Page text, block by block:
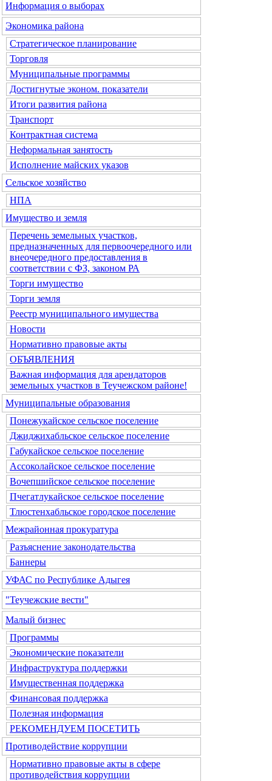
Информация о выборах
Экономика района
Стратегическое планирование
Торговля
Муниципальные программы
Достигнутые эконом. показатели
Итоги развития района
Транспорт
Контрактная система
Неформальная занятость
Исполнение майских указов
Сельское хозяйство
НПА
Имущество и земля
Перечень земельных участков,
предназначенных для первоочередного или
внеочередного предоставления в
соответствии с ФЗ, законом РА
Торги имущество
Торги земля
Реестр муниципального имущества
Новости
Нормативно правовые акты
ОБЪЯВЛЕНИЯ
Важная информация для арендаторов
земельных участков в Теучежском районе!
Муниципальные образования
Понежукайское сельское поселение
Джиджихабльское сельское поселение
Габукайское сельское поселение
Ассоколайское сельское поселение
Вочепшийское сельское поселение
Пчегатлукайское сельское поселение
Тлюстенхабльское городское поселение
Межрайонная прокуратура
Разъяснение законодательства
Баннеры
УФАС по Республике Адыгея
"Теучежские вести"
Малый бизнес
Программы
Экономические показатели
Инфраструктура поддержки
Имущественная поддержка
Финансовая поддержка
Полезная информация
РЕКОМЕНДУЕМ ПОСЕТИТЬ
Противодействие коррупции
Нормативно правовые акты в сфере
противодействия коррупции